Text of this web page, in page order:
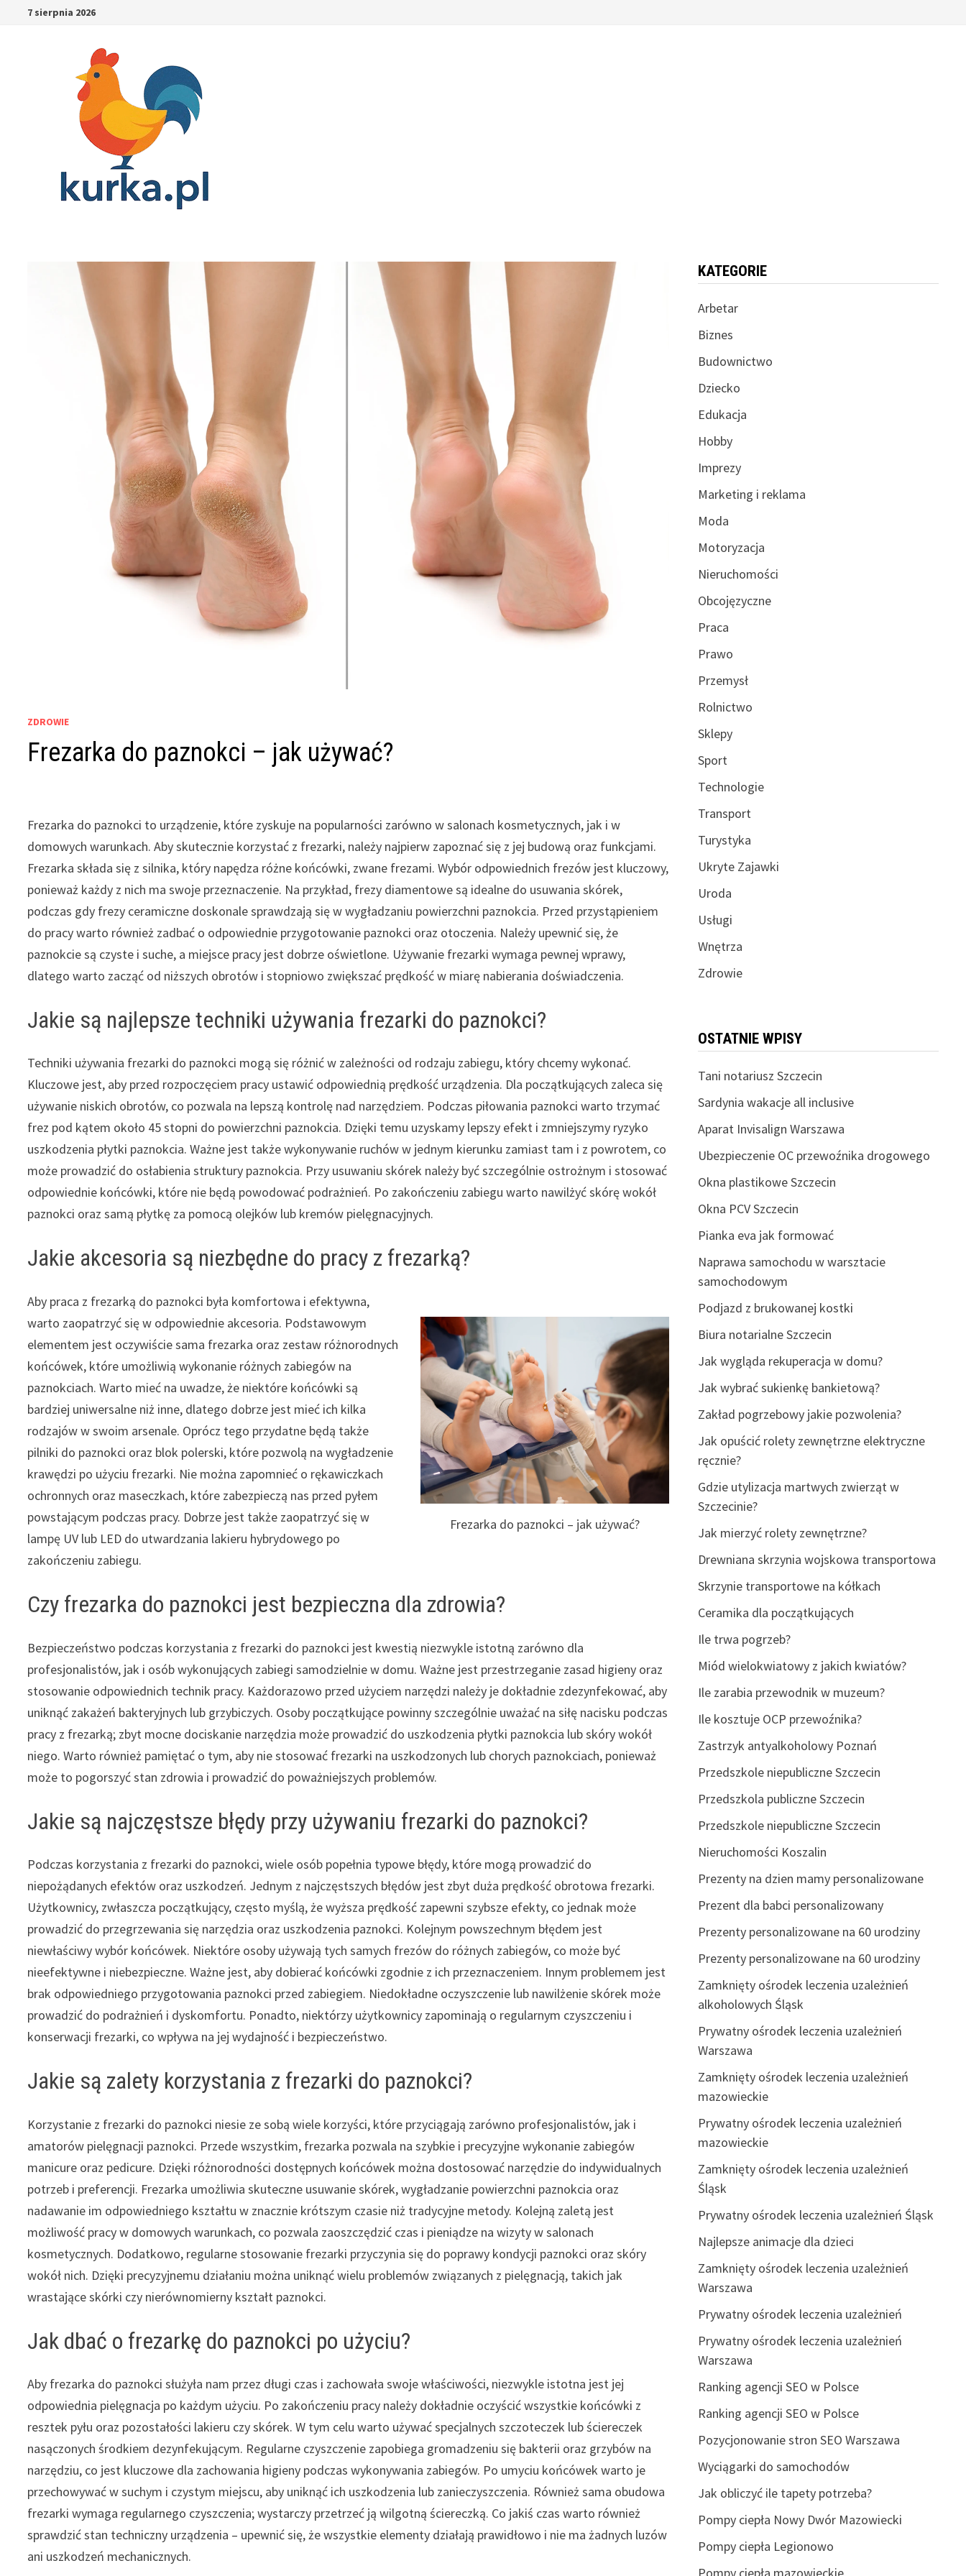
7 sierpnia 2026
ZDROWIE
Frezarka do paznokci – jak używać?
Frezarka do paznokci to urządzenie, które zyskuje na popularności zarówno w salonach kosmetycznych, jak i w
domowych warunkach. Aby skutecznie korzystać z frezarki, należy najpierw zapoznać się z jej budową oraz funkcjami.
Frezarka składa się z silnika, który napędza różne końcówki, zwane frezami. Wybór odpowiednich frezów jest kluczowy,
ponieważ każdy z nich ma swoje przeznaczenie. Na przykład, frezy diamentowe są idealne do usuwania skórek,
podczas gdy frezy ceramiczne doskonale sprawdzają się w wygładzaniu powierzchni paznokcia. Przed przystąpieniem
do pracy warto również zadbać o odpowiednie przygotowanie paznokci oraz otoczenia. Należy upewnić się, że
paznokcie są czyste i suche, a miejsce pracy jest dobrze oświetlone. Używanie frezarki wymaga pewnej wprawy,
dlatego warto zacząć od niższych obrotów i stopniowo zwiększać prędkość w miarę nabierania doświadczenia.
Jakie są najlepsze techniki używania frezarki do paznokci?
Techniki używania frezarki do paznokci mogą się różnić w zależności od rodzaju zabiegu, który chcemy wykonać.
Kluczowe jest, aby przed rozpoczęciem pracy ustawić odpowiednią prędkość urządzenia. Dla początkujących zaleca się
używanie niskich obrotów, co pozwala na lepszą kontrolę nad narzędziem. Podczas piłowania paznokci warto trzymać
frez pod kątem około 45 stopni do powierzchni paznokcia. Dzięki temu uzyskamy lepszy efekt i zmniejszymy ryzyko
uszkodzenia płytki paznokcia. Ważne jest także wykonywanie ruchów w jednym kierunku zamiast tam i z powrotem, co
może prowadzić do osłabienia struktury paznokcia. Przy usuwaniu skórek należy być szczególnie ostrożnym i stosować
odpowiednie końcówki, które nie będą powodować podrażnień. Po zakończeniu zabiegu warto nawilżyć skórę wokół
paznokci oraz samą płytkę za pomocą olejków lub kremów pielęgnacyjnych.
Jakie akcesoria są niezbędne do pracy z frezarką?
Frezarka do paznokci – jak używać?
Aby praca z frezarką do paznokci była komfortowa i efektywna,
warto zaopatrzyć się w odpowiednie akcesoria. Podstawowym
elementem jest oczywiście sama frezarka oraz zestaw różnorodnych
końcówek, które umożliwią wykonanie różnych zabiegów na
paznokciach. Warto mieć na uwadze, że niektóre końcówki są
bardziej uniwersalne niż inne, dlatego dobrze jest mieć ich kilka
rodzajów w swoim arsenale. Oprócz tego przydatne będą także
pilniki do paznokci oraz blok polerski, które pozwolą na wygładzenie
krawędzi po użyciu frezarki. Nie można zapomnieć o rękawiczkach
ochronnych oraz maseczkach, które zabezpieczą nas przed pyłem
powstającym podczas pracy. Dobrze jest także zaopatrzyć się w
lampę UV lub LED do utwardzania lakieru hybrydowego po
zakończeniu zabiegu.
Czy frezarka do paznokci jest bezpieczna dla zdrowia?
Bezpieczeństwo podczas korzystania z frezarki do paznokci jest kwestią niezwykle istotną zarówno dla
profesjonalistów, jak i osób wykonujących zabiegi samodzielnie w domu. Ważne jest przestrzeganie zasad higieny oraz
stosowanie odpowiednich technik pracy. Każdorazowo przed użyciem narzędzi należy je dokładnie zdezynfekować, aby
uniknąć zakażeń bakteryjnych lub grzybiczych. Osoby początkujące powinny szczególnie uważać na siłę nacisku podczas
pracy z frezarką; zbyt mocne dociskanie narzędzia może prowadzić do uszkodzenia płytki paznokcia lub skóry wokół
niego. Warto również pamiętać o tym, aby nie stosować frezarki na uszkodzonych lub chorych paznokciach, ponieważ
może to pogorszyć stan zdrowia i prowadzić do poważniejszych problemów.
Jakie są najczęstsze błędy przy używaniu frezarki do paznokci?
Podczas korzystania z frezarki do paznokci, wiele osób popełnia typowe błędy, które mogą prowadzić do
niepożądanych efektów oraz uszkodzeń. Jednym z najczęstszych błędów jest zbyt duża prędkość obrotowa frezarki.
Użytkownicy, zwłaszcza początkujący, często myślą, że wyższa prędkość zapewni szybsze efekty, co jednak może
prowadzić do przegrzewania się narzędzia oraz uszkodzenia paznokci. Kolejnym powszechnym błędem jest
niewłaściwy wybór końcówek. Niektóre osoby używają tych samych frezów do różnych zabiegów, co może być
nieefektywne i niebezpieczne. Ważne jest, aby dobierać końcówki zgodnie z ich przeznaczeniem. Innym problemem jest
brak odpowiedniego przygotowania paznokci przed zabiegiem. Niedokładne oczyszczenie lub nawilżenie skórek może
prowadzić do podrażnień i dyskomfortu. Ponadto, niektórzy użytkownicy zapominają o regularnym czyszczeniu i
konserwacji frezarki, co wpływa na jej wydajność i bezpieczeństwo.
Jakie są zalety korzystania z frezarki do paznokci?
Korzystanie z frezarki do paznokci niesie ze sobą wiele korzyści, które przyciągają zarówno profesjonalistów, jak i
amatorów pielęgnacji paznokci. Przede wszystkim, frezarka pozwala na szybkie i precyzyjne wykonanie zabiegów
manicure oraz pedicure. Dzięki różnorodności dostępnych końcówek można dostosować narzędzie do indywidualnych
potrzeb i preferencji. Frezarka umożliwia skuteczne usuwanie skórek, wygładzanie powierzchni paznokcia oraz
nadawanie im odpowiedniego kształtu w znacznie krótszym czasie niż tradycyjne metody. Kolejną zaletą jest
możliwość pracy w domowych warunkach, co pozwala zaoszczędzić czas i pieniądze na wizyty w salonach
kosmetycznych. Dodatkowo, regularne stosowanie frezarki przyczynia się do poprawy kondycji paznokci oraz skóry
wokół nich. Dzięki precyzyjnemu działaniu można uniknąć wielu problemów związanych z pielęgnacją, takich jak
wrastające skórki czy nierównomierny kształt paznokci.
Jak dbać o frezarkę do paznokci po użyciu?
Aby frezarka do paznokci służyła nam przez długi czas i zachowała swoje właściwości, niezwykle istotna jest jej
odpowiednia pielęgnacja po każdym użyciu. Po zakończeniu pracy należy dokładnie oczyścić wszystkie końcówki z
resztek pyłu oraz pozostałości lakieru czy skórek. W tym celu warto używać specjalnych szczoteczek lub ściereczek
nasączonych środkiem dezynfekującym. Regularne czyszczenie zapobiega gromadzeniu się bakterii oraz grzybów na
narzędziu, co jest kluczowe dla zachowania higieny podczas wykonywania zabiegów. Po umyciu końcówek warto je
przechowywać w suchym i czystym miejscu, aby uniknąć ich uszkodzenia lub zanieczyszczenia. Również sama obudowa
frezarki wymaga regularnego czyszczenia; wystarczy przetrzeć ją wilgotną ściereczką. Co jakiś czas warto również
sprawdzić stan techniczny urządzenia – upewnić się, że wszystkie elementy działają prawidłowo i nie ma żadnych luzów
ani uszkodzeń mechanicznych.
KATEGORIE
Arbetar
Biznes
Budownictwo
Dziecko
Edukacja
Hobby
Imprezy
Marketing i reklama
Moda
Motoryzacja
Nieruchomości
Obcojęzyczne
Praca
Prawo
Przemysł
Rolnictwo
Sklepy
Sport
Technologie
Transport
Turystyka
Ukryte Zajawki
Uroda
Usługi
Wnętrza
Zdrowie
OSTATNIE WPISY
Tani notariusz Szczecin
Sardynia wakacje all inclusive
Aparat Invisalign Warszawa
Ubezpieczenie OC przewoźnika drogowego
Okna plastikowe Szczecin
Okna PCV Szczecin
Pianka eva jak formować
Naprawa samochodu w warsztacie
samochodowym
Podjazd z brukowanej kostki
Biura notarialne Szczecin
Jak wygląda rekuperacja w domu?
Jak wybrać sukienkę bankietową?
Zakład pogrzebowy jakie pozwolenia?
Jak opuścić rolety zewnętrzne elektryczne
ręcznie?
Gdzie utylizacja martwych zwierząt w
Szczecinie?
Jak mierzyć rolety zewnętrzne?
Drewniana skrzynia wojskowa transportowa
Skrzynie transportowe na kółkach
Ceramika dla początkujących
Ile trwa pogrzeb?
Miód wielokwiatowy z jakich kwiatów?
Ile zarabia przewodnik w muzeum?
Ile kosztuje OCP przewoźnika?
Zastrzyk antyalkoholowy Poznań
Przedszkole niepubliczne Szczecin
Przedszkola publiczne Szczecin
Przedszkole niepubliczne Szczecin
Nieruchomości Koszalin
Prezenty na dzien mamy personalizowane
Prezent dla babci personalizowany
Prezenty personalizowane na 60 urodziny
Prezenty personalizowane na 60 urodziny
Zamknięty ośrodek leczenia uzależnień
alkoholowych Śląsk
Prywatny ośrodek leczenia uzależnień
Warszawa
Zamknięty ośrodek leczenia uzależnień
mazowieckie
Prywatny ośrodek leczenia uzależnień
mazowieckie
Zamknięty ośrodek leczenia uzależnień
Śląsk
Prywatny ośrodek leczenia uzależnień Śląsk
Najlepsze animacje dla dzieci
Zamknięty ośrodek leczenia uzależnień
Warszawa
Prywatny ośrodek leczenia uzależnień
Prywatny ośrodek leczenia uzależnień
Warszawa
Ranking agencji SEO w Polsce
Ranking agencji SEO w Polsce
Pozycjonowanie stron SEO Warszawa
Wyciągarki do samochodów
Jak obliczyć ile tapety potrzeba?
Pompy ciepła Nowy Dwór Mazowiecki
Pompy ciepła Legionowo